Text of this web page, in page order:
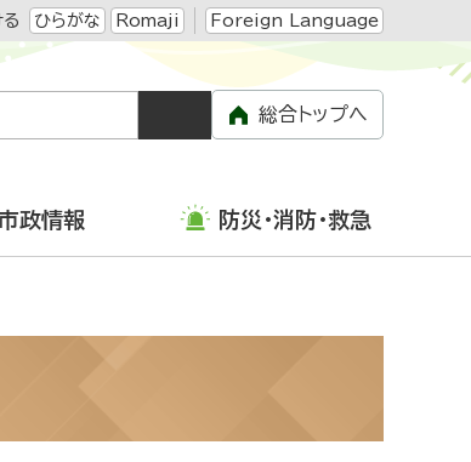
ひらがな Romaji Foreign Language
総合トップへ
政情報 防災・消防・救急